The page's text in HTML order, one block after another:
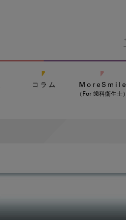
コラム MoreSmile
（For 歯科衛生士）